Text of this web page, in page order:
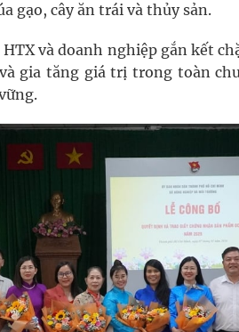
gạo, cây ăn trái và thủy sản.
và doanh nghiệp gắn kết
gia tăng giá trị trong toàn